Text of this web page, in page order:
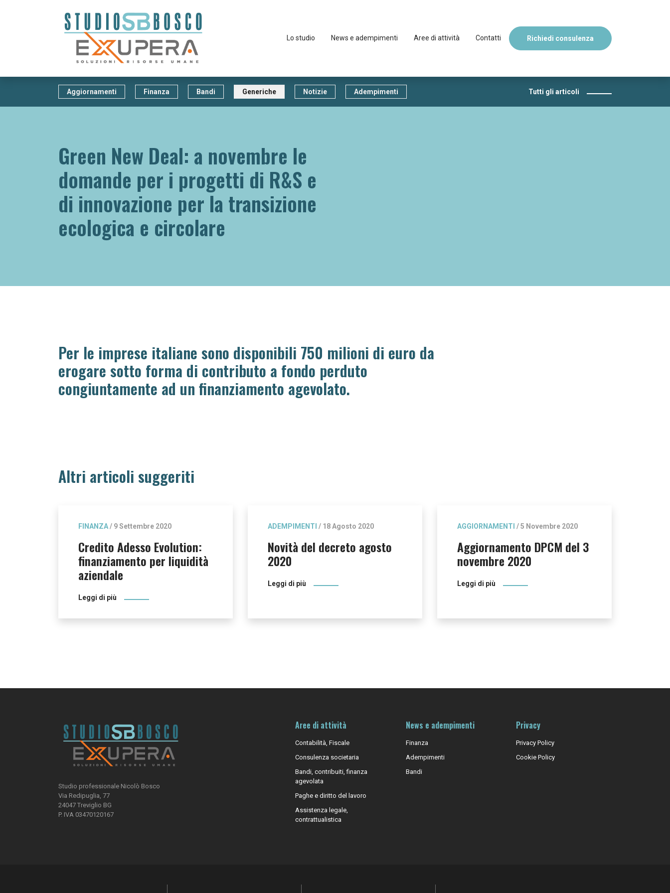
Lo studio News e adempimenti Aree di attività Contatti Richiedi consulenza
Aggiornamenti Finanza Bandi Generiche Notizie Adempimenti Tutti gli articoli
Green New Deal: a novembre le
domande per i progetti di R&S e
di innovazione per la transizione
ecologica e circolare
Per le imprese italiane sono disponibili 750 milioni di euro da
erogare sotto forma di contributo a fondo perduto
congiuntamente ad un finanziamento agevolato.
Altri articoli suggeriti
FINANZA/ 9 Settembre 2020
Credito Adesso Evolution:
finanziamento per liquidità
aziendale
Leggi di più
ADEMPIMENTI / 18 Agosto 2020
Novità del decreto agosto
2020
Leggi di più
AGGIORNAMENTI / 5 Novembre 2020
Aggiornamento DPCM del 3
novembre 2020
Leggi di più
Studio professionale Nicolò Bosco
Via Redipuglia, 77
24047 Treviglio BG
P. IVA 03470120167
Aree di attività
Contabilità, Fiscale
Consulenza societaria
Bandi, contribuiti, finanza
agevolata
Paghe e diritto del lavoro
Assistenza legale,
contrattualistica
News e adempimenti
Finanza
Adempimenti
Bandi
Privacy
Privacy Policy
Cookie Policy